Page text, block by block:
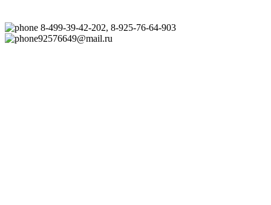
8-499-39-42-202, 8-925-76-64-903
92576649@mail.ru